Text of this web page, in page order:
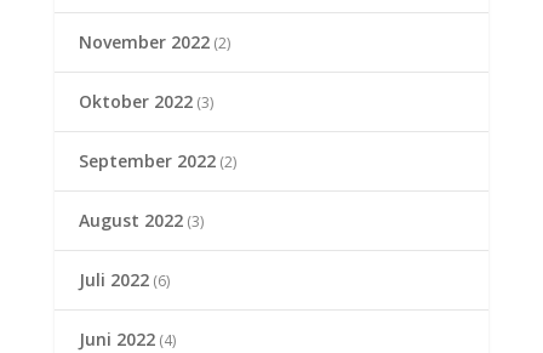
November 2022(2)
Oktober 2022(3)
September 2022(2)
August 2022(3)
Juli 2022(6)
Juni 2022(4)